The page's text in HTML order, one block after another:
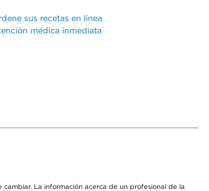
sus recetas en línea
médica inmediata
La información acerca de un profesional de la